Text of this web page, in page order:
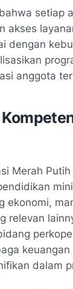
setiap
akses
dengan
anggota
Merah
ekonomi,
relevan
dalam